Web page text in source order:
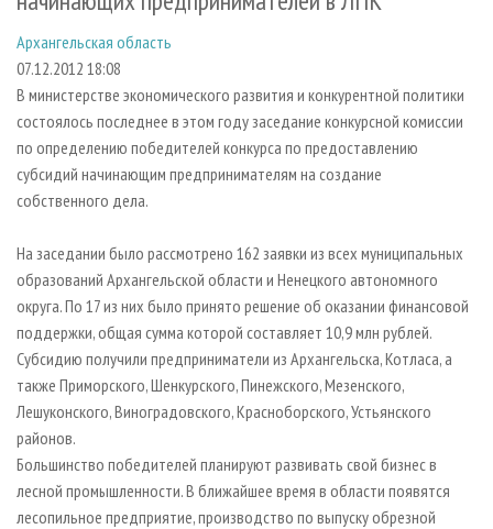
СУШКА ДРЕВЕСИНЫ
ПРОИЗВОДСТВО ДРЕВЕСНЫХ ПЛИТ
ДЕРЕВЯННОЕ ДОМОСТРОЕНИЕ
ПРОИЗВОДСТВО МЕБЕЛИ
БИОЭНЕРГЕТИКА
ЦБП
ИНСТРУМЕНТ И МАТЕРИАЛЫ
ПЕРСОНЫ
МОБИЛЬНЫЕ ВЫСТАВКИ
ОФИЦИАЛЬНЫЕ ДЕЛЕГАЦИИ
ПРИОРИТЕТНЫЕ ИНВЕСТПРОЕКТЫ
RUSSIAN FORESTRY REVIEW
ГАЗЕТА ЛЕСПРОМФОРУМ
БИБЛИОТЕКА СПЕЦИАЛИСТА
ПОДПИСКА
КОНТАКТЫ
РЕКЛАМОДАТЕЛЯМ
РЕКЛАМА
РЕКЛАМА НА САЙТЕ
Архангельская область
07.12.2012 18:08
В министерстве экономического развития и конкурентной политики
состоялось последнее в этом году заседание конкурсной комиссии
по определению победителей конкурса по предоставлению
субсидий начинающим предпринимателям на создание
собственного дела.
На заседании было рассмотрено 162 заявки из всех муниципальных
образований Архангельской области и Ненецкого автономного
округа. По 17 из них было принято решение об оказании финансовой
поддержки, общая сумма которой составляет 10,9 млн рублей.
Субсидию получили предприниматели из Архангельска, Котласа, а
также Приморского, Шенкурского, Пинежского, Мезенского,
Лешуконского, Виноградовского, Красноборского, Устьянского
районов.
Большинство победителей планируют развивать свой бизнес в
лесной промышленности. В ближайшее время в области появятся
лесопильное предприятие, производство по выпуску обрезной